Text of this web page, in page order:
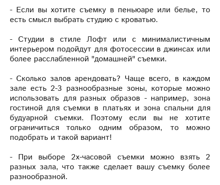
- Если вы хотите съемку в пеньюаре или белье, то
есть смысл выбрать студию с кроватью.
- Студии в стиле Лофт или с минималистичным
интерьером подойдут для фотосессии в джинсах или
более расслабленной "домашней" съемки.
- Сколько залов арендовать? Чаще всего, в каждом
зале есть 2-3 разнообразные зоны, которые можно
использовать для разных образов - например, зона
гостиной для съемки в платьях и зона спальни для
будуарной съемки. Поэтому если вы не хотите
ограничиться только одним образом, то можно
подобрать и такой вариант!
- При выборе 2х-часовой съемки можно взять 2
разных зала, что также сделает вашу съемку более
разнообразной.